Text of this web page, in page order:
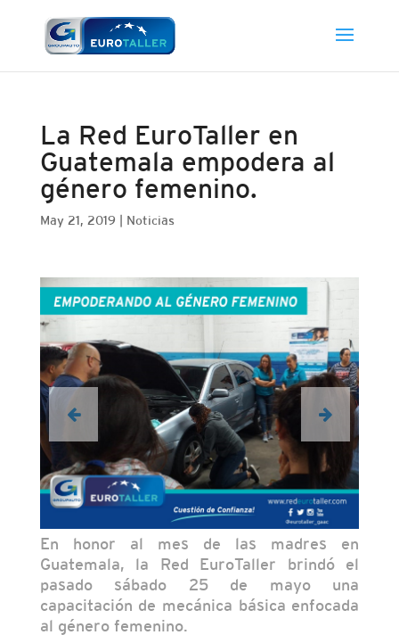
La Red EuroTaller en
Guatemala empodera al
género femenino.
May 21, 2019 Noticias
En honor al mes de las madres en
Guatemala, la Red EuroTaller brindó el
pasado sábado 25 de mayo una
capacitación de mecánica básica enfocada
al género femenino.